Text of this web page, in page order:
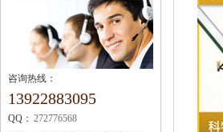
咨询热线：
13922883095
QQ： 272776568